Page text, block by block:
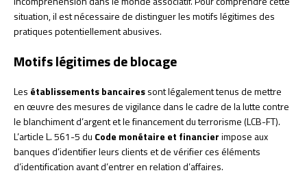
situation, il est nécessaire de distinguer les motifs légitimes des
pratiques potentiellement abusives.
Motifs légitimes de blocage
Les établissements bancairessont légalement tenus de mettre
en œuvre des mesures de vigilance dans le cadre de la lutte contre
le blanchiment d’argent et le financement du terrorisme (LCB-FT).
L’article L. 561-5 du Code monétaire et financierimpose aux
banques d’identifier leurs clients et de vérifier ces éléments
d’identification avant d’entrer en relation d’affaires.